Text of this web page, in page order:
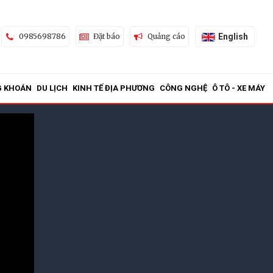
0985698786 Đặt báo Quảng cáo English
KHOÁN DU LỊCH KINH TẾ ĐỊA PHƯƠNG CÔNG NGHỆ Ô TÔ - XE MÁY